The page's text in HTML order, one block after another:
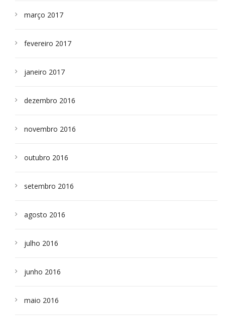
março 2017
fevereiro 2017
janeiro 2017
dezembro 2016
novembro 2016
outubro 2016
setembro 2016
agosto 2016
julho 2016
junho 2016
maio 2016